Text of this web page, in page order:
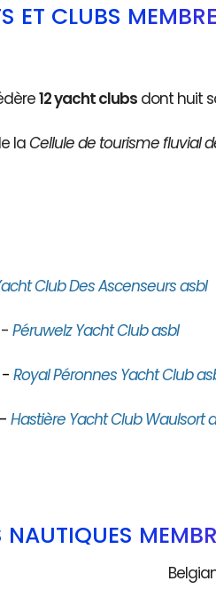
ET CLUBS
12 yacht clubs dont huit
laCellule de tourisme fluvial
Club Des Ascenseurs asbl
Péruwelz Yacht Club asbl
- Royal Péronnes Yacht Club
Hastière Yacht Club Waulsort
NAUTIQUES